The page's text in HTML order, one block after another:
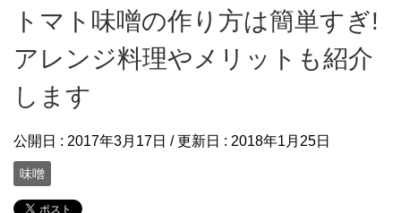
トマト味噌の作り方は簡単すぎ!
アレンジ料理やメリットも紹介
します
公開日 : 2017年3月17日 / 更新日 : 2018年1月25日
味噌